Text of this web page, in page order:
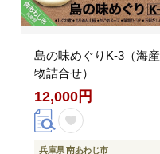
島の味めぐりK-3（海産
物詰合せ）
12,000円
兵庫県 南あわじ市